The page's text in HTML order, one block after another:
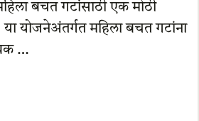
बचत गटांसाठी एक मोठी
योजनेअंतर्गत महिला बचत गटांना
…